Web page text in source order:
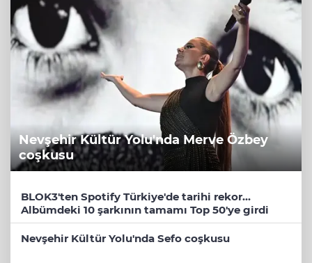
Nevşehir Kültür Yolu'nda Merve Özbey
coşkusu
BLOK3'ten Spotify Türkiye'de tarihi rekor...
Albümdeki 10 şarkının tamamı Top 50'ye girdi
Nevşehir Kültür Yolu'nda Sefo coşkusu